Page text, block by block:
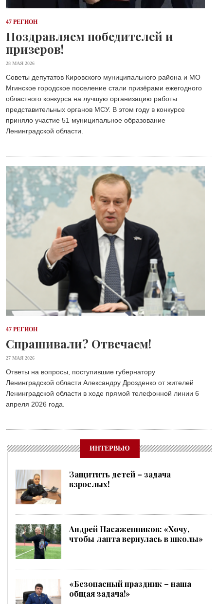
47 РЕГИОН
Поздравляем победителей и
призеров!
28 МАЯ 2026
Советы депутатов Кировского муниципального района и МО
Мгинское городское поселение стали призёрами ежегодного
областного конкурса на лучшую организацию работы
представительных органов МСУ. В этом году в конкурсе
приняло участие 51 муниципальное образование
Ленинградской области.
47 РЕГИОН
Спрашивали? Отвечаем!
27 МАЯ 2026
Ответы на вопросы, поступившие губернатору
Ленинградской области Александру Дрозденко от жителей
Ленинградской области в ходе прямой телефонной линии 6
апреля 2026 года.
ИНТЕРВЬЮ
Защитить детей – задача
взрослых!
Андрей Пасаженников: «Хочу,
чтобы лапта вернулась в школы»
«Безопасный праздник – наша
общая задача!»